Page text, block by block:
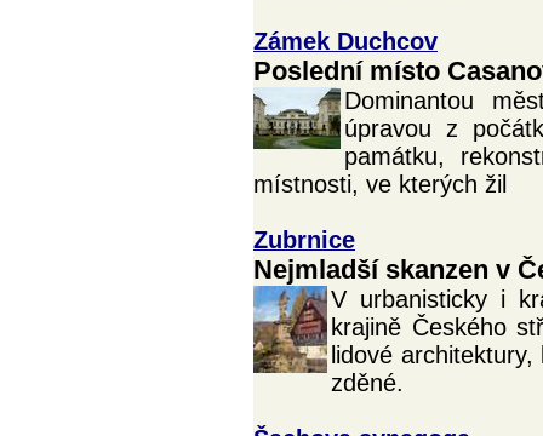
Zámek Duchcov
Poslední místo
Dominantou
úpravou z
památku,
místnosti, ve kterých žil
Zubrnice
Nejmladší skanzen v
V urbanisticky i
krajině Českého
lidové
zděné.